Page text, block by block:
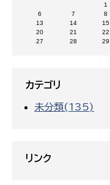
1
6
7 8
13
14 15
20
21 22
27
28 29
カテゴリ
未分類(135)
リンク